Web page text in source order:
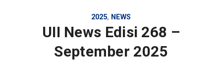
2025, NEWS
UII News Edisi 268 –
September 2025